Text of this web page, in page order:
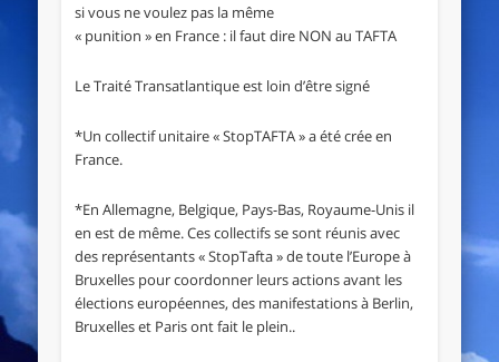
si vous ne voulez pas la même
« punition » en France : il faut dire NON au TAFTA
Le Traité Transatlantique est loin d’être signé
*Un collectif unitaire « StopTAFTA » a été crée en
France.
*En Allemagne, Belgique, Pays-Bas, Royaume-Unis il
en est de même. Ces collectifs se sont réunis avec
des représentants « StopTafta » de toute l’Europe à
Bruxelles pour coordonner leurs actions avant les
élections européennes, des manifestations à Berlin,
Bruxelles et Paris ont fait le plein..